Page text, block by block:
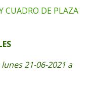
CUADRO DE PLAZA
21-06-2021 a